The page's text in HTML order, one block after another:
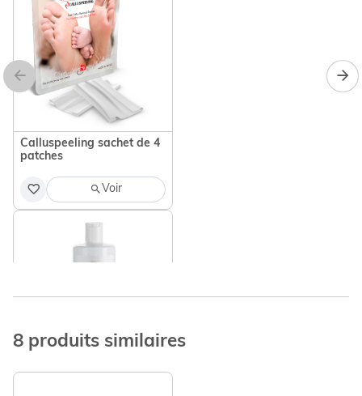
Calluspeeling sachet de 4
patches
Voir
8 produits similaires